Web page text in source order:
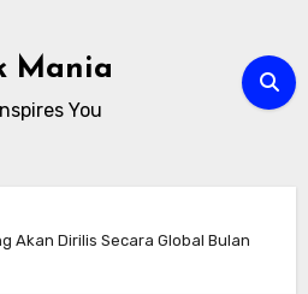
Mania
You
Akan Dirilis Secara Global Bulan